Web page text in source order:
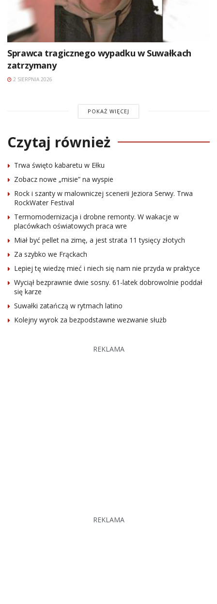
Sprawca tragicznego wypadku w Suwałkach
zatrzymany
2 SIERPNIA 2026
POKAŻ WIĘCEJ
Czytaj również
Trwa święto kabaretu w Ełku
Zobacz nowe „misie” na wyspie
Rock i szanty w malowniczej scenerii Jeziora Serwy. Trwa
RockWater Festival
Termomodernizacja i drobne remonty. W wakacje w
placówkach oświatowych praca wre
Miał być pellet na zimę, a jest strata 11 tysięcy złotych
Za szybko we Frąckach
Lepiej tę wiedzę mieć i niech się nam nie przyda w praktyce
Wyciął bezprawnie dwie sosny. 61-latek dobrowolnie poddał
się karze
Suwałki zatańczą w rytmach latino
Kolejny wyrok za bezpodstawne wezwanie służb
REKLAMA
REKLAMA